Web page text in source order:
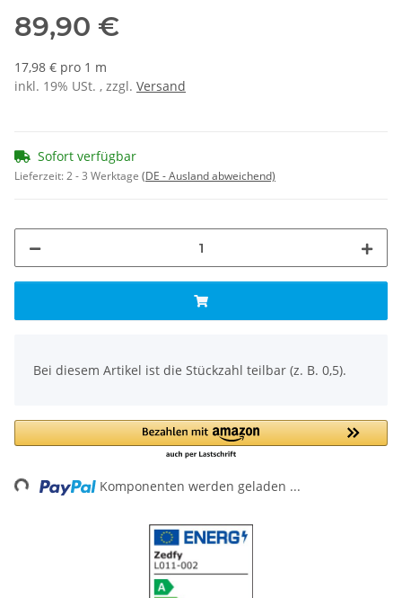
89,90 €
17,98 € pro 1 m
inkl. 19% USt. , zzgl. Versand
Sofort verfügbar
Lieferzeit:2 - 3 Werktage (DE - Ausland abweichend)
Bei diesem Artikel ist die Stückzahl teilbar (z. B. 0,5).
Loading... Komponenten werden geladen ...